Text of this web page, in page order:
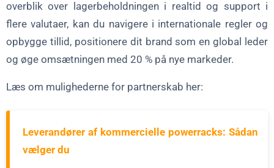
overblik over lagerbeholdningen i realtid og support i
flere valutaer, kan du navigere i internationale regler og
opbygge tillid, positionere dit brand som en global leder
og øge omsætningen med 20 % på nye markeder.
Læs om mulighederne for partnerskab her:
Leverandører af kommercielle powerracks: Sådan
vælger du